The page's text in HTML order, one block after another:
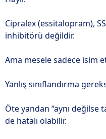
Cipralex (essitalopram),
inhibitörü değildir.
Ama mesele sadece isim
Yanlış sınıflandırma
Öte yandan “aynı
de hatalı olabilir.